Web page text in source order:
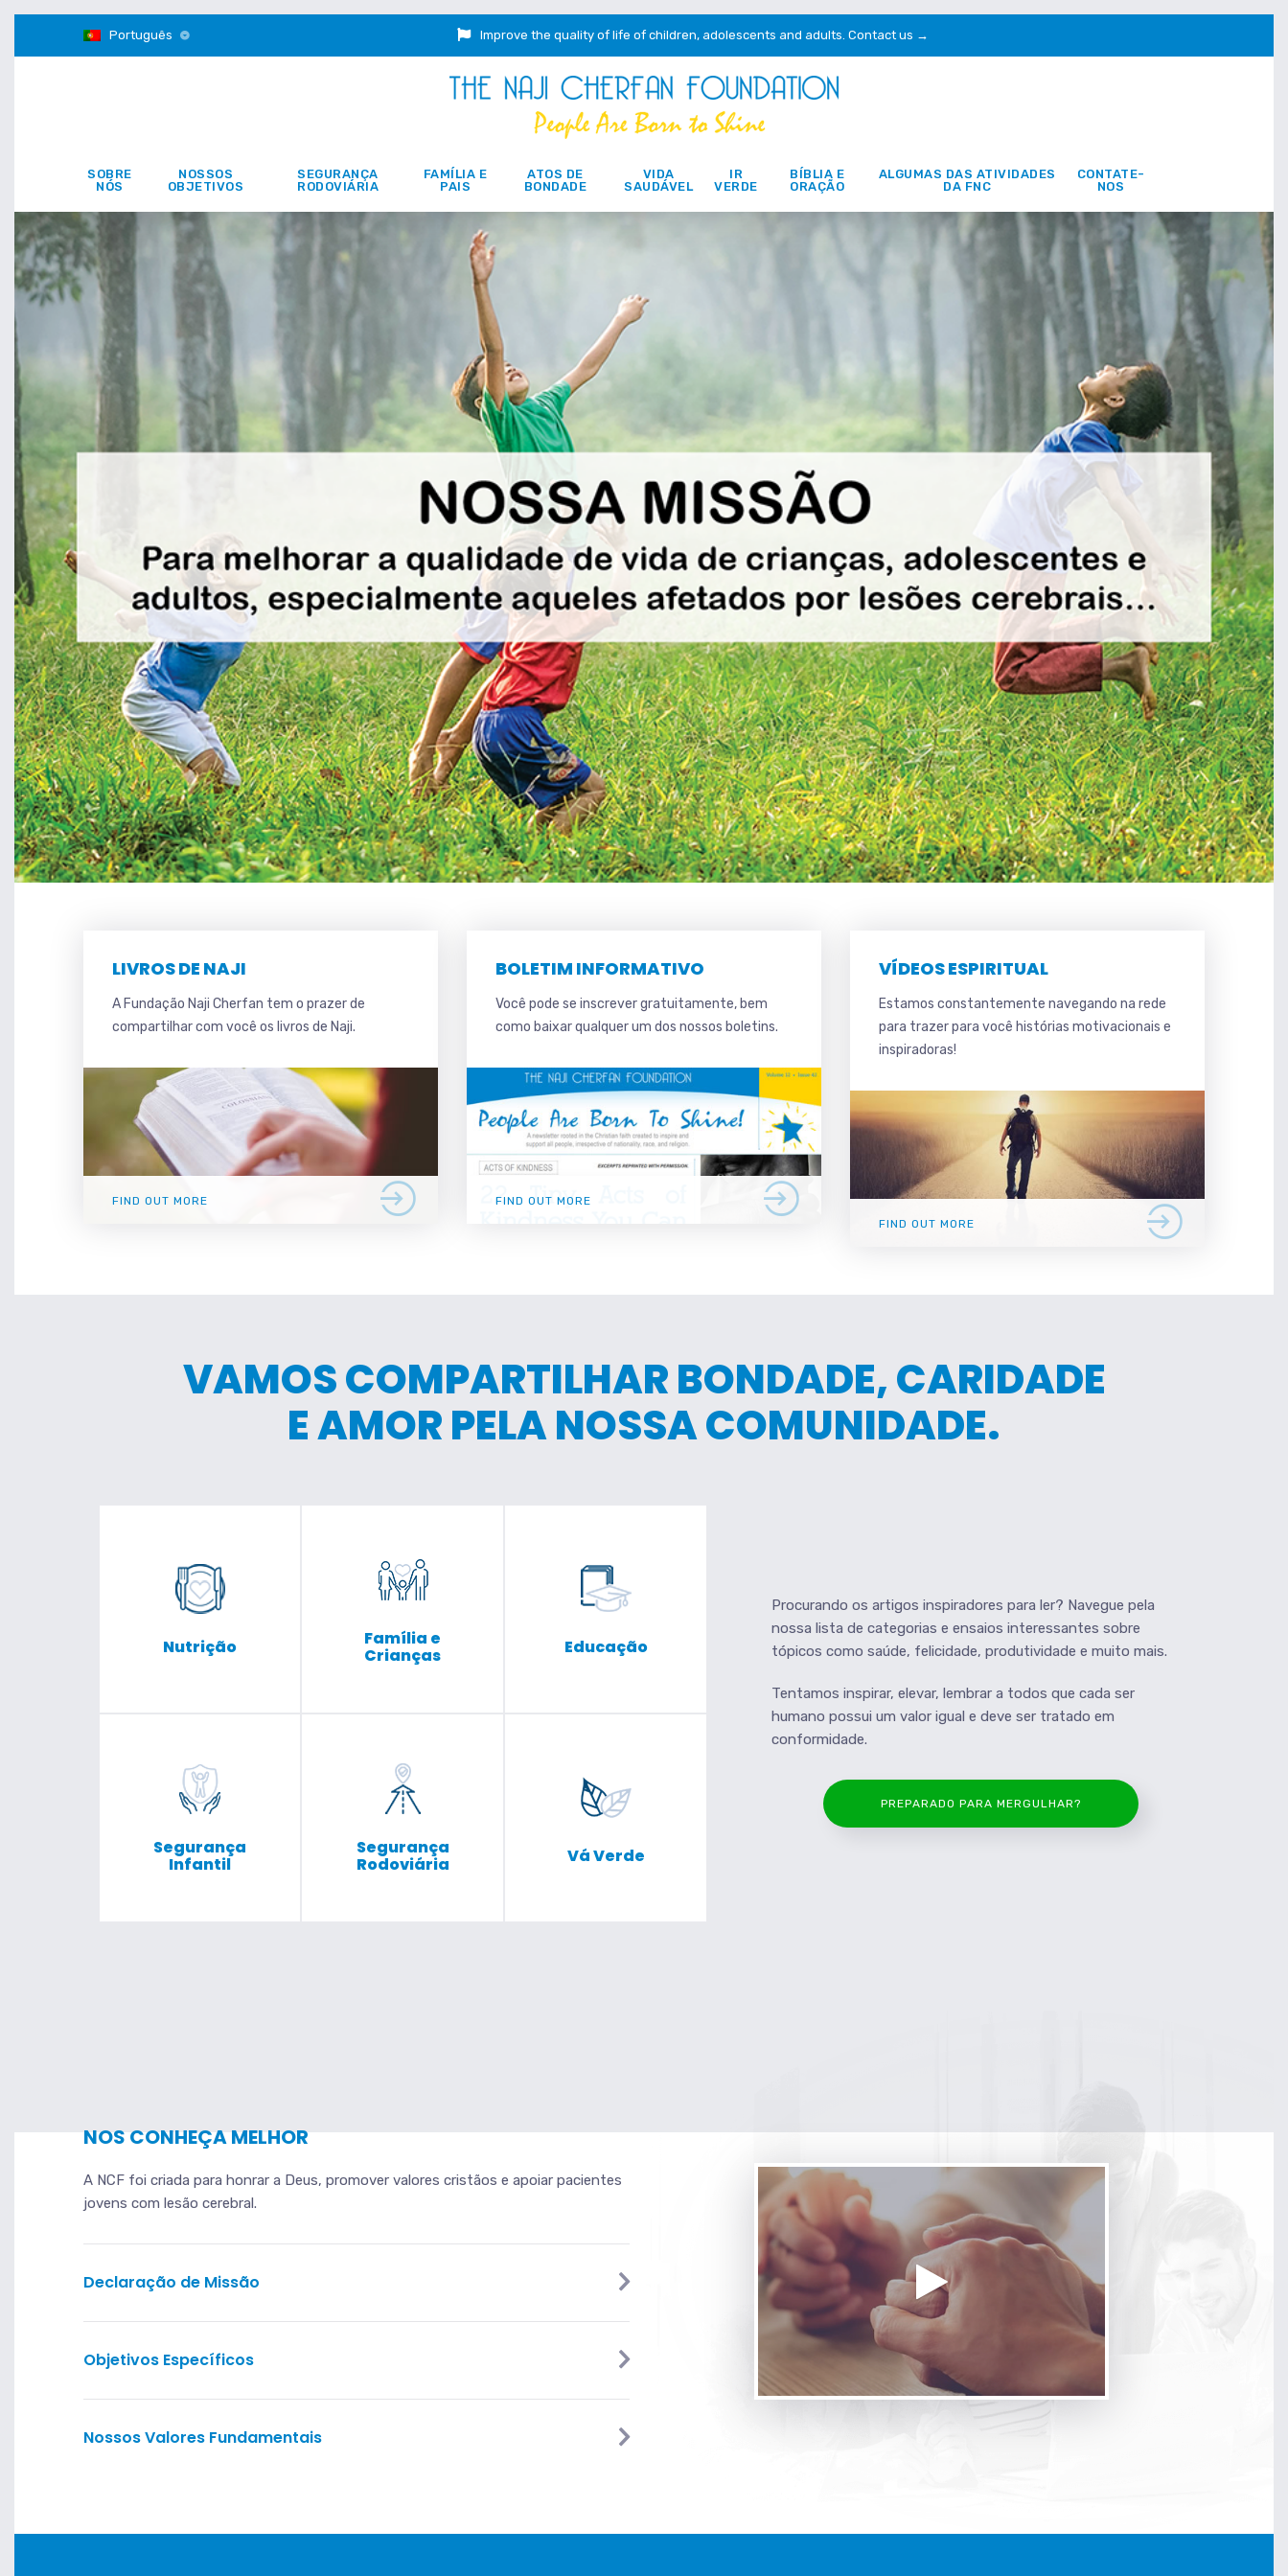
Português Improve the quality of life of children, adolescents and adults. Contact us →
SOBRE
NÓS
NOSSOS
OBJETIVOS
SEGURANÇA
RODOVIÁRIA
FAMÍLIA E
PAIS
ATOS DE
BONDADE
VIDA
SAUDÁVEL
IR
VERDE
BÍBLIA E
ORAÇÃO
ALGUMAS DAS ATIVIDADES
DA FNC
CONTATE-
NOS
LIVROS DE NAJI
A Fundação Naji Cherfan tem o prazer de
compartilhar com você os livros de Naji.
FIND OUT MORE
BOLETIM INFORMATIVO
Você pode se inscrever gratuitamente, bem
como baixar qualquer um dos nossos boletins.
FIND OUT MORE
VÍDEOS ESPIRITUAL
Estamos constantemente navegando na rede
para trazer para você histórias motivacionais e
inspiradoras!
FIND OUT MORE
VAMOS COMPARTILHAR BONDADE, CARIDADE
E AMOR PELA NOSSA COMUNIDADE.
Nutrição Família e
Crianças Educação
Segurança
Infantil
Segurança
Rodoviária Vá Verde
Procurando os artigos inspiradores para ler? Navegue pela
nossa lista de categorias e ensaios interessantes sobre
tópicos como saúde, felicidade, produtividade e muito mais.
Tentamos inspirar, elevar, lembrar a todos que cada ser
humano possui um valor igual e deve ser tratado em
conformidade.
PREPARADO PARA MERGULHAR?
NOS CONHEÇA MELHOR
A NCF foi criada para honrar a Deus, promover valores cristãos e apoiar pacientes
jovens com lesão cerebral.
Declaração de Missão
Objetivos Específicos
Nossos Valores Fundamentais